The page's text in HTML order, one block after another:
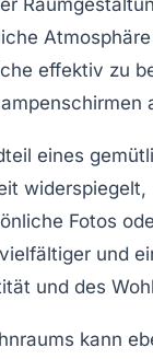
effektiv zu
eines
Fotos
und
und des
kann